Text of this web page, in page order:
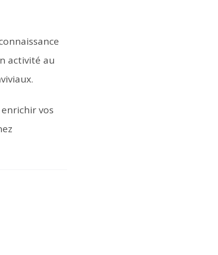
activité au
vos